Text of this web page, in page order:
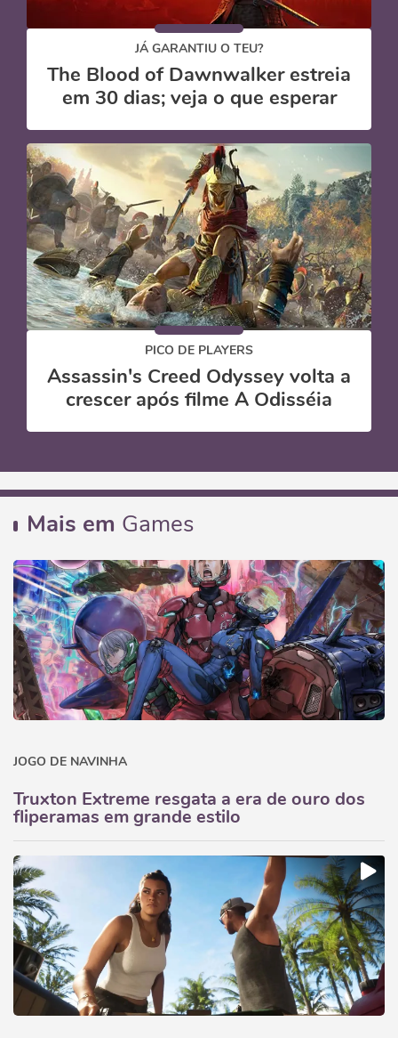
JÁ GARANTIU O TEU?
The Blood of Dawnwalker estreia
em 30 dias; veja o que esperar
PICO DE PLAYERS
Assassin's Creed Odyssey volta a
crescer após filme A Odisséia
Mais em Games
JOGO DE NAVINHA
Truxton Extreme resgata a era de ouro dos
fliperamas em grande estilo